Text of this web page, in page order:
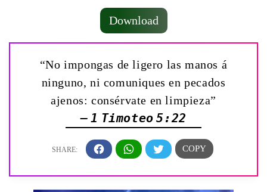
Download
“No impongas de ligero las manos á
ninguno, ni comuniques en pecados
ajenos: consérvate en limpieza”
— 1 Timoteo 5:22